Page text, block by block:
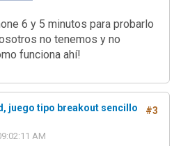
6 y 5 minutos para probarlo
no tenemos y no
funciona ahí!
#3
juego tipo breakout sencillo
AM